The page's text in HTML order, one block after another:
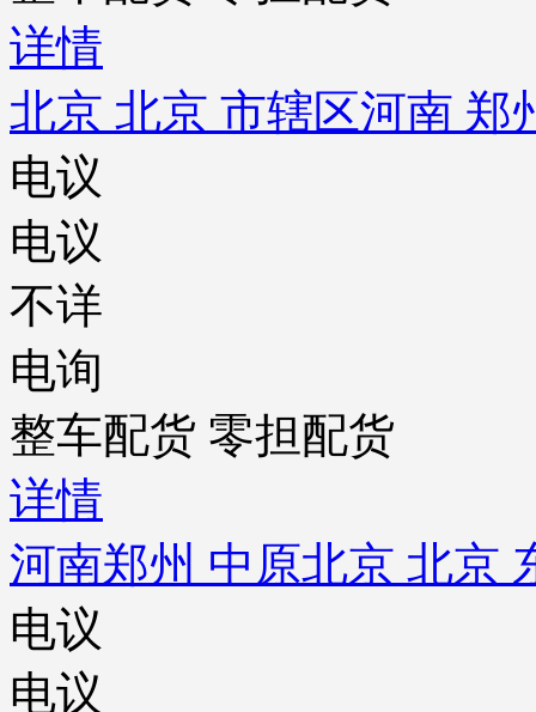
详情
北京 北京 市辖区河南 郑
电议
电议
不详
电询
整车配货 零担配货
详情
河南郑州 中原北京 北京
电议
电议